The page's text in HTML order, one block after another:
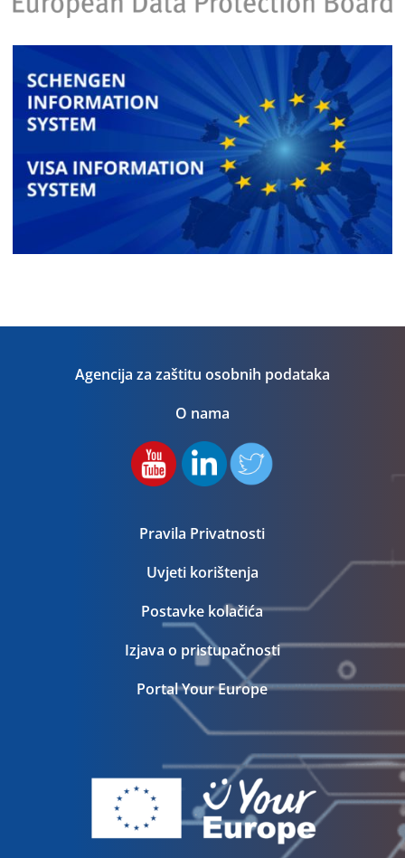
Agencija za zaštitu osobnih podataka
O nama
Pravila Privatnosti
Uvjeti korištenja
Postavke kolačića
Izjava o pristupačnosti
Portal Your Europe